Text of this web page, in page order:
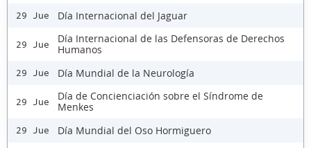
29 Jue Día Internacional del Jaguar
29 Jue
Día Internacional de las Defensoras de Derechos
Humanos
29 Jue Día Mundial de la Neurología
29 Jue
Día de Concienciación sobre el Síndrome de
Menkes
29 Jue
Día Mundial del Oso Hormiguero